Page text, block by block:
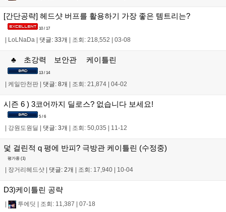
[간단공략] 헤드샷 버프를 활용하기 가장 좋은 템트리는?
10 / 17
LoLNaDa 댓글: 33개 조회: 218,552 03-08
♣ 초강력 보안관 케이틀린
13 / 14
| 케일만천판 | 댓글: 8개 | 조회: 21,874 | 04-02
시즌 6 ) 3코어까지 딜로스? 없습니다 보세요!
5 / 6
강원도원딜 댓글: 3개 조회: 50,035 11-12
덫 걸린적 q 평에 반피? 극방관 케이틀린 (수정중)
평가중 (1)
장거리헤드샷 댓글: 2개 조회: 17,940 10-04
D3)케이틀린 공략
투에딧 조회: 11,387 07-18